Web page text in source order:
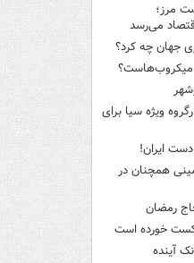
مرز؛
می‌رسد
جهان چه کرد؟
میکروب‌هاست؟
ویژه سیا برای
ایران!
همچنان در
رمضان
خورده است
آینده